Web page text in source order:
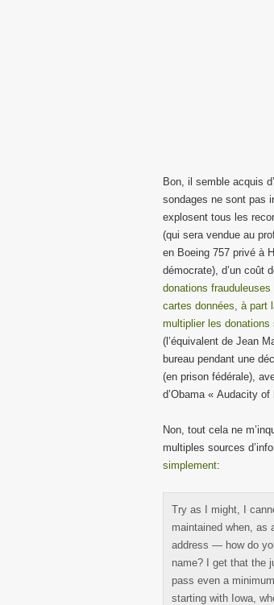
Bon, il semble acquis
sondages ne sont pas
explosent tous les
(qui sera vendue au
en Boeing 757 privé à
démocrate), d’un coût
donations
cartes données, à part
multiplier les
(l’équivalent de Jean
bureau pendant une
(en prison fédérale),
d’Obama « Audacity
Non, tout cela ne
multiples sources
simplement:
Try as I might, I
maintained when, as
address — how do
name? I get that the
pass even a
starting with Iowa,